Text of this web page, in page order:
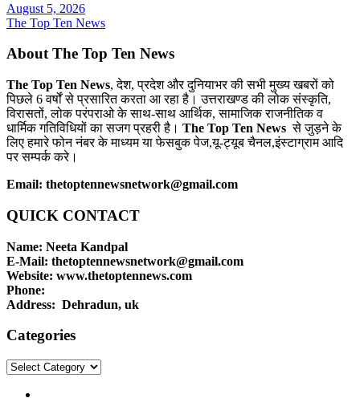
August 5, 2026
The Top Ten News
About The Top Ten News
The Top Ten News, देश, प्रदेश और दुनियाभर की सभी मुख्य खबरों को
पिछले 6 वर्षों से प्रसारित करता आ रहा है। उत्तराखण्ड की लोक संस्कृति,
विरासतों, लोक परंपराओ के साथ-साथ आर्थिक, सामाजिक राजनीतिक व
धार्मिक गतिविधियों का सजग प्रहरी है। The Top Ten News से जुड़ने के
लिए हमारे फोन नंबर के माध्यम या फेसबुक पेज,यू-ट्यूब चैनल,इंस्टाग्राम आदि
पर सम्पर्क करे।
Email: thetoptennewsnetwork@gmail.com
QUICK CONTACT
Name: Neeta Kandpal
E-Mail: thetoptennewsnetwork@gmail.com
Website: www.thetoptennews.com
Phone:
Address: Dehradun, uk
Categories
Categories